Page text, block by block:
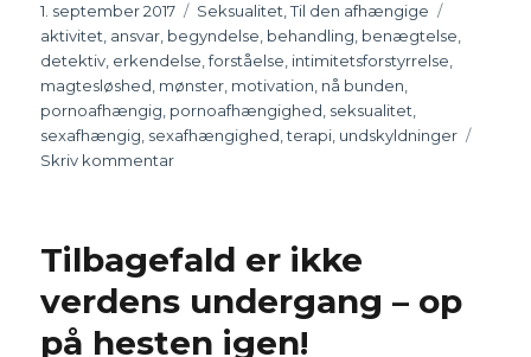
Udgivet
1. september 2017 Kategorier
Seksualitet,Til den afhængige
aktivitet, ansvar, begyndelse, behandling, benægtelse,
detektiv, erkendelse,forståelse, intimitetsforstyrrelse,
magtesløshed, mønster, motivation, nå bunden,
pornoafhængig, pornoafhængighed, seksualitet,
sexafhængig, sexafhængighed,terapi, undskyldninger
Skriv kommentar
har
mission
nu
Tilbagefald er ikke
verdens undergang – op
på hesten igen!